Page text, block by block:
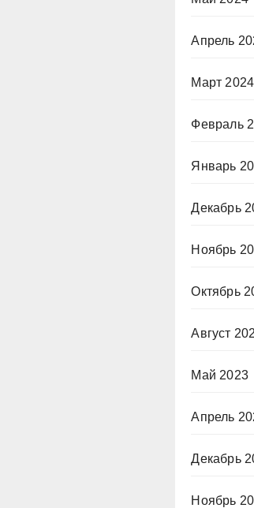
Апрель
Март 2024
Февраль
Январь
Декабрь
Ноябрь
Октябрь
Август
Май 2023
Апрель
Декабрь
Ноябрь